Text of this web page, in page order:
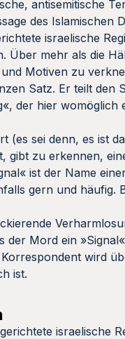
antisemitische
des Islamischen
israelische
Über mehr als die
Motiven zu
Satz. Er teilt den
der hier womöglich
(es sei denn, es ist
gibt zu erkennen,
ist der Name
gern und häufig.
Mord ein
wird
ist.
israelische